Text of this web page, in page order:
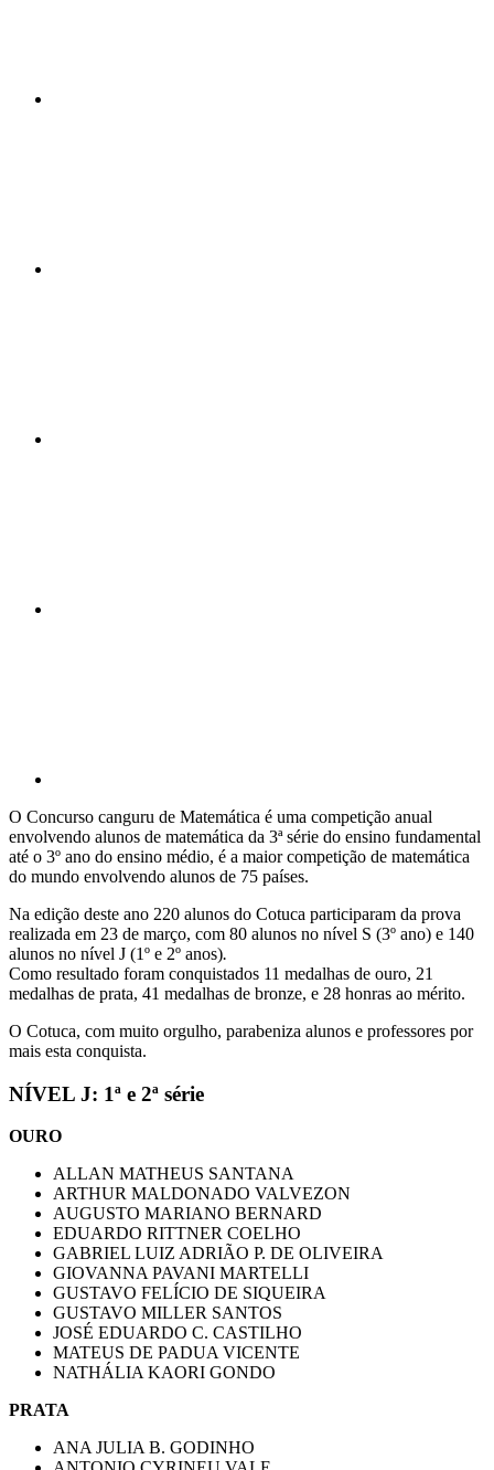
O Concurso canguru de Matemática é uma competição anual
envolvendo alunos de matemática da 3ª série do ensino fundamental
até o 3º ano do ensino médio, é a maior competição de matemática
do mundo envolvendo alunos de 75 países.
Na edição deste ano 220 alunos do Cotuca participaram da prova
realizada em 23 de março, com 80 alunos no nível S (3º ano) e 140
alunos no nível J (1º e 2º anos).
Como resultado foram conquistados 11 medalhas de ouro, 21
medalhas de prata, 41 medalhas de bronze, e 28 honras ao mérito.
O Cotuca, com muito orgulho, parabeniza alunos e professores por
mais esta conquista.
NÍVEL J: 1ª e 2ª série
OURO
ALLAN MATHEUS SANTANA
ARTHUR MALDONADO VALVEZON
AUGUSTO MARIANO BERNARD
EDUARDO RITTNER COELHO
GABRIEL LUIZ ADRIÃO P. DE OLIVEIRA
GIOVANNA PAVANI MARTELLI
GUSTAVO FELÍCIO DE SIQUEIRA
GUSTAVO MILLER SANTOS
JOSÉ EDUARDO C. CASTILHO
MATEUS DE PADUA VICENTE
NATHÁLIA KAORI GONDO
PRATA
ANA JULIA B. GODINHO